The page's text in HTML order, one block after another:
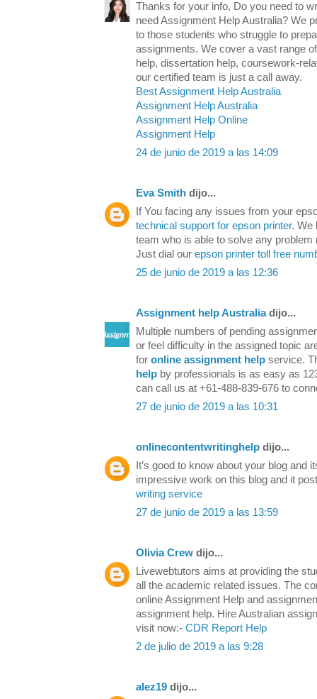
Thanks for your info, Do you need to
need Assignment Help Australia? We
to those students who struggle to
assignments. We cover a vast range
help, dissertation help, coursework-
our certified team is just a call away.
Best Assignment Help Australia
Assignment Help Australia
Assignment Help Online
Assignment Help
24 de junio de 2019 a las 14:09
Eva Smith dijo...
If You facing any issues from your
technical support for epson printer. We
team who is able to solve any problem
Just dial our epson printer toll free
25 de junio de 2019 a las 12:36
Assignment help Australiadijo...
Multiple numbers of pending
or feel difficulty in the assigned topic
for online assignment help service.
help by professionals is as easy as
can call us at +61-488-839-676 to
27 de junio de 2019 a las 10:31
onlinecontentwritinghelp dijo...
It’s good to know about your blog and
impressive work on this blog and it
writing service
27 de junio de 2019 a las 13:59
Olivia Crew dijo...
Livewebtutors aims at providing the
all the academic related issues. The
online Assignment Help and
assignment help. Hire Australian
visit now:- CDR Report Help
2 de julio de 2019 a las 9:28
alez19 dijo...